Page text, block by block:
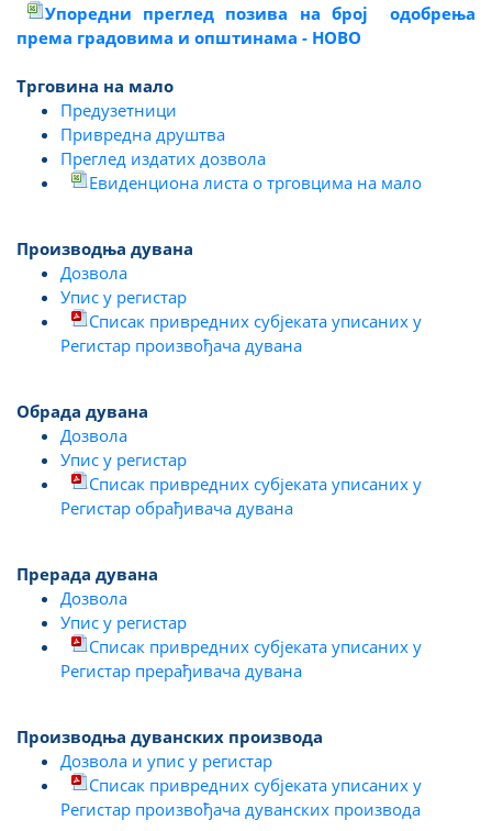
Упоредни преглед позива на број одобрења
према градовима и општинама - НОВО
Трговина на мало
Предузетници
Привредна друштва
Преглед издатих дозвола
Евиденциона листа о трговцима на мало
Производња дувана
Дозвола
Упис у регистар
Списак привредних субјеката уписаних у
Регистар произвођача дувана
Обрада дувана
Дозвола
Упис у регистар
Списак привредних субјеката уписаних у
Регистар обрађивача дувана
Прерада дувана
Дозвола
Упис у регистар
Списак привредних субјеката уписаних у
Регистар прерађивача дувана
Производња дуванских производа
Дозвола и упис у регистар
Списак привредних субјеката уписаних у
Регистар произвођача дуванских производа